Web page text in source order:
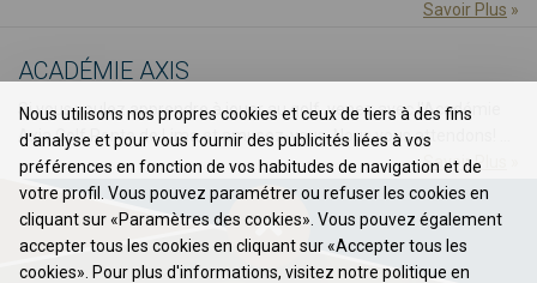
Savoir Plus »
ACADÉMIE AXIS
Si vous voulez apprendre à jouer au golf, venez avec l’Académie
Axia Golf Ponte de Lima et amusez-vous. Nous vous attendons! ...
Savoir Plus
Nous utilisons nos propres cookies et ceux de tiers à des fins
d'analyse et pour vous fournir des publicités liées à vos
préférences en fonction de vos habitudes de navigation et de
votre profil. Vous pouvez paramétrer ou refuser les cookies en
cliquant sur «Paramètres des cookies». Vous pouvez également
accepter tous les cookies en cliquant sur «Accepter tous les
cookies». Pour plus d'informations, visitez notre politique en